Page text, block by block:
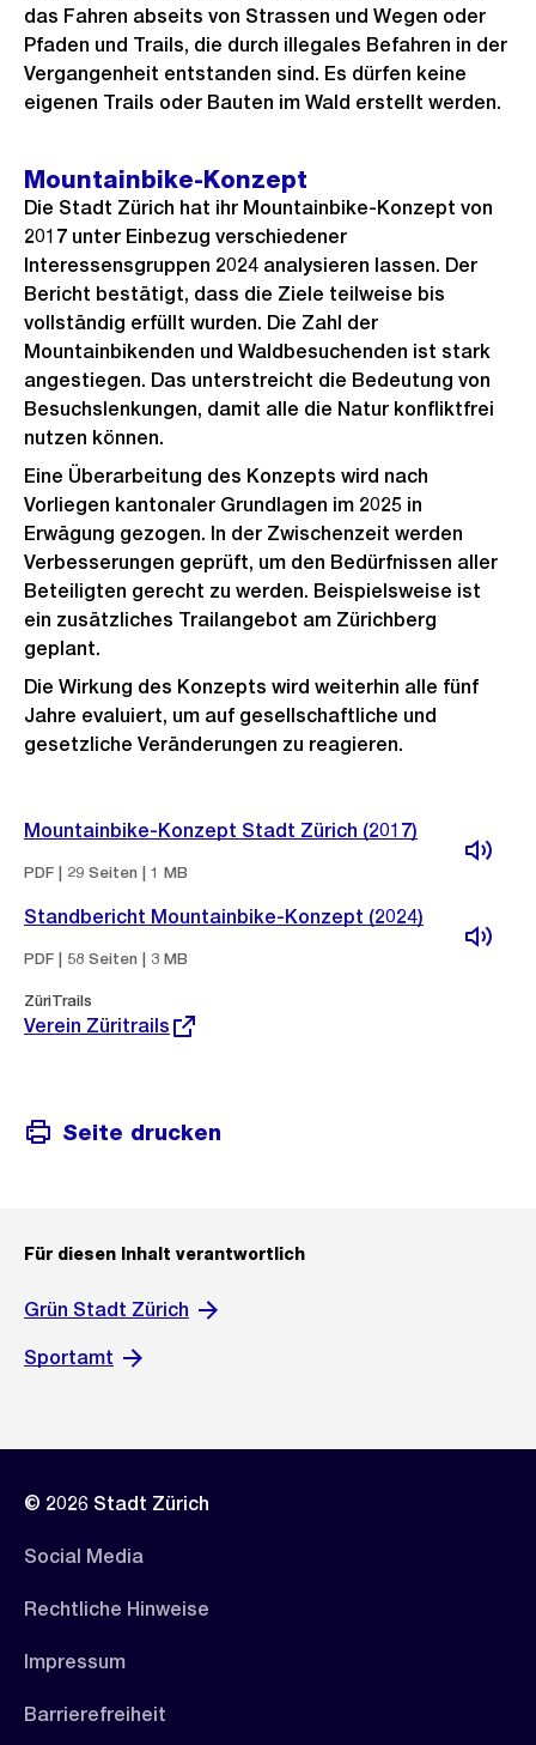
das Fahren abseits von Strassen und Wegen oder
Pfaden und Trails, die durch illegales Befahren in der
Vergangenheit entstanden sind. Es dürfen keine
eigenen Trails oder Bauten im Wald erstellt werden.
Mountainbike-Konzept
Die Stadt Zürich hat ihr Mountainbike-Konzept von
2017 unter Einbezug verschiedener
Interessensgruppen 2024 analysieren lassen. Der
Bericht bestätigt, dass die Ziele teilweise bis
vollständig erfüllt wurden. Die Zahl der
Mountainbikenden und Waldbesuchenden ist stark
angestiegen. Das unterstreicht die Bedeutung von
Besuchslenkungen, damit alle die Natur konfliktfrei
nutzen können.
Eine Überarbeitung des Konzepts wird nach
Vorliegen kantonaler Grundlagen im 2025 in
Erwägung gezogen. In der Zwischenzeit werden
Verbesserungen geprüft, um den Bedürfnissen aller
Beteiligten gerecht zu werden. Beispielsweise ist
ein zusätzliches Trailangebot am Zürichberg
geplant.
Die Wirkung des Konzepts wird weiterhin alle fünf
Jahre evaluiert, um auf gesellschaftliche und
gesetzliche Veränderungen zu reagieren.
Mountainbike-Konzept Stadt Zürich (2017)
PDF | 29 Seiten | 1 MB
Standbericht Mountainbike-Konzept (2024)
PDF | 58 Seiten | 3 MB
ZüriTrails
Externer
Link:
Verein Züritrails
Seite drucken
Für diesen Inhalt verantwortlich
Grün Stadt Zürich
Sportamt
© 2026 Stadt Zürich
Social Media
Rechtliche Hinweise
Impressum
Barrierefreiheit